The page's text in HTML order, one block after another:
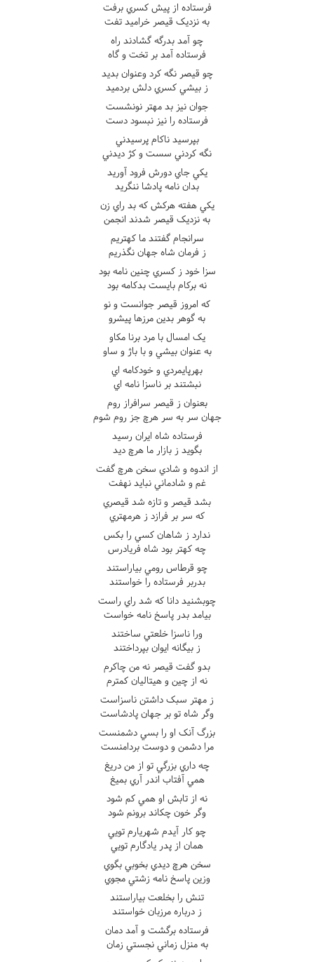
فرستاده از پيش کسري برفت
به نزديک قيصر خراميد تفت
چو آمد بدرگه گشادند راه
فرستاده آمد بر تخت و گاه
چو قيصر نگه کرد وعنوان بديد
ز بيشي کسري دلش بردميد
جوان نيز بد مهتر نونشست
فرستاده را نيز نبسود دست
بپرسيد ناکام پرسيدني
نگه کردني سست و کژ ديدني
يکي جاي دورش فرود آوريد
بدان نامه پادشا ننگريد
يکي هفته هرکش که بد راي زن
به نزديک قيصر شدند انجمن
سرانجام گفتند ما کهتريم
ز فرمان شاه جهان نگذريم
سزا خود ز کسري چنين نامه بود
نه برکام بايست بدکامه بود
که امروز قيصر جوانست و نو
به گوهر بدين مرزها پيشرو
يک امسال با مرد برنا مکاو
به عنوان بيشي و با باژ و ساو
بهرپايمردي و خودکامه اي
نبشتند بر ناسزا نامه اي
بعنوان ز قيصر سرافراز روم
جهان سر به سر هرچ جز روم شوم
فرستاده شاه ايران رسيد
بگويد ز بازار ما هرچ ديد
از اندوه و شادي سخن هرچ گفت
غم و شادماني نبايد نهفت
بشد قيصر و تازه شد قيصري
که سر بر فرازد ز هرمهتري
ندارد ز شاهان کسي را بکس
چه کهتر بود شاه فريادرس
چو قرطاس رومي بياراستند
بدربر فرستاده را خواستند
چوبشنيد دانا که شد راي راست
بيامد بدر پاسخ نامه خواست
ورا ناسزا خلعتي ساختند
ز بيگانه ايوان بپرداختند
بدو گفت قيصر نه من چاکرم
نه از چين و هيتاليان کمترم
ز مهتر سبک داشتن ناسزاست
وگر شاه تو بر جهان پادشاست
بزرگ آنک او را بسي دشمنست
مرا دشمن و دوست بردامنست
چه داري بزرگي تو از من دريغ
همي آفتاب اندر آري بميغ
نه از تابش او همي کم شود
وگر خون چکاند برونم شود
چو کار آيدم شهريارم تويي
همان از پدر يادگارم تويي
سخن هرچ ديدي بخوبي بگوي
وزين پاسخ نامه زشتي مجوي
تنش را بخلعت بياراستند
ز درباره مرزبان خواستند
فرستاده برگشت و آمد دمان
به منزل زماني نجستي زمان